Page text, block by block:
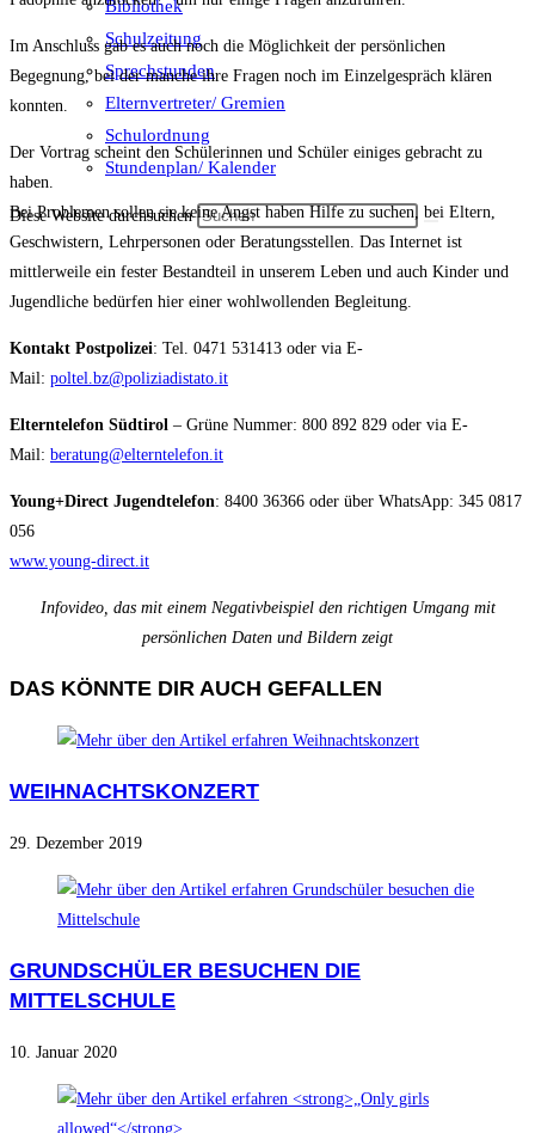
Bibliothek
Schulzeitung
Sprechstunden
Elternvertreter/ Gremien
Schulordnung
Stundenplan/ Kalender
Diese Website durchsuchen
Im Anschluss gab es auch noch die Möglichkeit der persönlichen
Begegnung, bei der manche ihre Fragen noch im Einzelgespräch klären
konnten.
Der Vortrag scheint den Schülerinnen und Schüler einiges gebracht zu
haben.
Bei Problemen sollen sie keine Angst haben Hilfe zu suchen, bei Eltern,
Geschwistern, Lehrpersonen oder Beratungsstellen. Das Internet ist
mittlerweile ein fester Bestandteil in unserem Leben und auch Kinder und
Jugendliche bedürfen hier einer wohlwollenden Begleitung.
Kontakt Postpolizei: Tel. 0471 531413 oder via E-
Mail: poltel.bz@poliziadistato.it
Elterntelefon Südtirol – Grüne Nummer: 800 892 829 oder via E-
Mail: beratung@elterntelefon.it
Young+Direct Jugendtelefon: 8400 36366 oder über WhatsApp: 345 0817
056
www.young-direct.it
Infovideo, das mit einem Negativbeispiel den richtigen Umgang mit
persönlichen Daten und Bildern zeigt
DAS KÖNNTE DIR AUCH GEFALLEN
WEIHNACHTSKONZERT
29. Dezember 2019
GRUNDSCHÜLER BESUCHEN DIE
MITTELSCHULE
10. Januar 2020